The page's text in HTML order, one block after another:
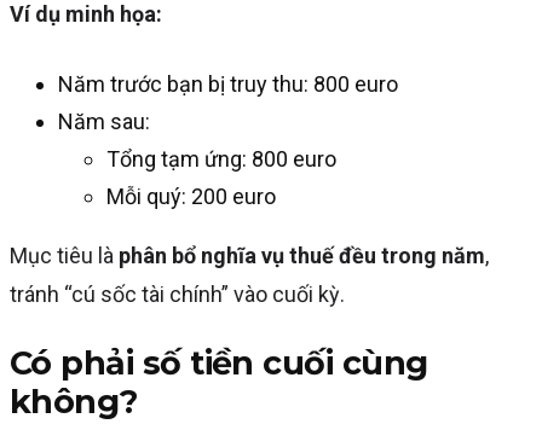
Ví dụ minh họa:
Năm trước bạn bị truy thu: 800 euro
Năm sau:
Tổng tạm ứng: 800 euro
Mỗi quý: 200 euro
Mục tiêu là phân bổ nghĩa vụ thuế đều trong năm,
tránh “cú sốc tài chính” vào cuối kỳ.
Có phải số tiền cuối cùng
không?